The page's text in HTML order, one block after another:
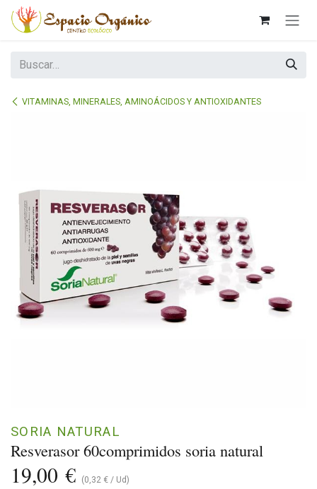
Ir al contenido
VITAMINAS, MINERALES, AMINOÁCIDOS Y ANTIOXIDANTES
Resverasor 60comprimidos soria natural
SORIA NATURAL
19,00 € (0,32 € / Ud)